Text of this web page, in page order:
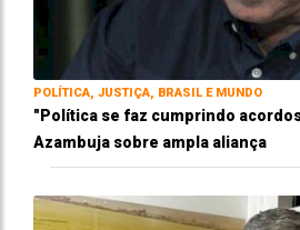
POLÍTICA, JUSTIÇA, BRASIL E MUNDO
"Política se faz cumprindo
Azambuja sobre ampla aliança